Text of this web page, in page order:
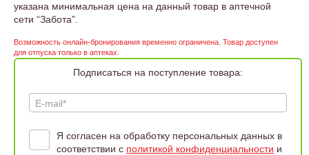
указана минимальная цена на данный товар в аптечной
сети “Забота”.
Возможность онлайн-бронирования временно ограничена. Товар доступен
для отпуска только в аптеках.
Подписаться на поступление товара:
E-mail*
Я согласен на обработку персональных данных в
соответствии с политикой конфиденциальности и